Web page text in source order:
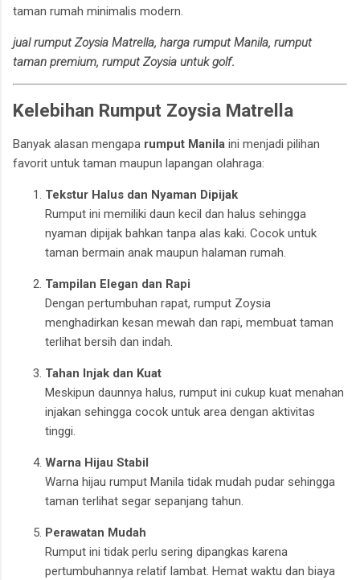
taman rumah minimalis modern.
jual rumput Zoysia Matrella, harga rumput Manila, rumput
taman premium, rumput Zoysia untuk golf.
Kelebihan Rumput Zoysia Matrella
Banyak alasan mengapa rumput Manila ini menjadi pilihan
favorit untuk taman maupun lapangan olahraga:
Tekstur Halus dan Nyaman Dipijak
Rumput ini memiliki daun kecil dan halus sehingga
nyaman dipijak bahkan tanpa alas kaki. Cocok untuk
taman bermain anak maupun halaman rumah.
Tampilan Elegan dan Rapi
Dengan pertumbuhan rapat, rumput Zoysia
menghadirkan kesan mewah dan rapi, membuat taman
terlihat bersih dan indah.
Tahan Injak dan Kuat
Meskipun daunnya halus, rumput ini cukup kuat menahan
injakan sehingga cocok untuk area dengan aktivitas
tinggi.
Warna Hijau Stabil
Warna hijau rumput Manila tidak mudah pudar sehingga
taman terlihat segar sepanjang tahun.
Perawatan Mudah
Rumput ini tidak perlu sering dipangkas karena
pertumbuhannya relatif lambat. Hemat waktu dan biaya